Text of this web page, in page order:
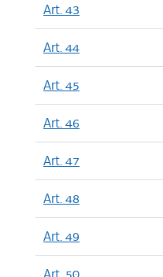
Art. 43
Art. 44
Art. 45
Art. 46
Art. 47
Art. 48
Art. 49